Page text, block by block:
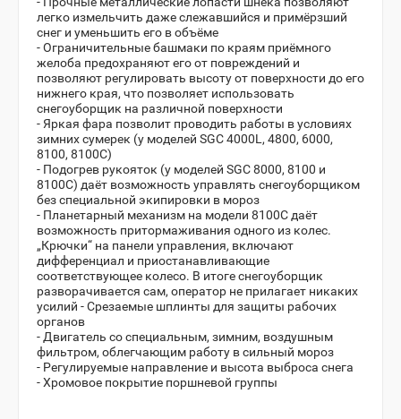
легко измельчить даже слежавшийся и примёрзший
снег и уменьшить его в объёме
- Ограничительные башмаки по краям приёмного
желоба предохраняют его от повреждений и
позволяют регулировать высоту от поверхности до его
нижнего края, что позволяет использовать
снегоуборщик на различной поверхности
- Яркая фара позволит проводить работы в условиях
зимних сумерек (у моделей SGC 4000L, 4800, 6000,
8100, 8100C)
- Подогрев рукояток (у моделей SGC 8000, 8100 и
8100C) даёт возможность управлять снегоуборщиком
без специальной экипировки в мороз
- Планетарный механизм на модели 8100С даёт
возможность притормаживания одного из колес.
„Крючки“ на панели управления, включают
дифференциал и приостанавливающие
соответствующее колесо. В итоге снегоуборщик
разворачивается сам, оператор не прилагает никаких
усилий - Срезаемые шплинты для защиты рабочих
органов
- Двигатель со специальным, зимним, воздушным
фильтром, облегчающим работу в сильный мороз
- Регулируемые направление и высота выброса снега
- Хромовое покрытие поршневой группы